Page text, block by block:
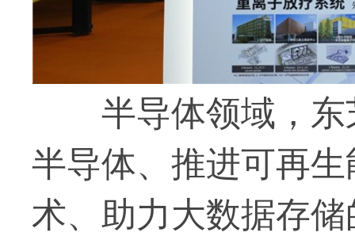
半导体领域，
半导体、推进可再
术、助力大数据存